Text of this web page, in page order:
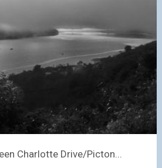
Charlotte Drive/Picton...